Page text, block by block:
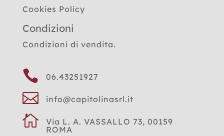
Cookies Policy
Condizioni
Condizioni di vendita.
 06.43251927
 info@capitolinasrl.it

Via L. A. VASSALLO 73, 00159
ROMA